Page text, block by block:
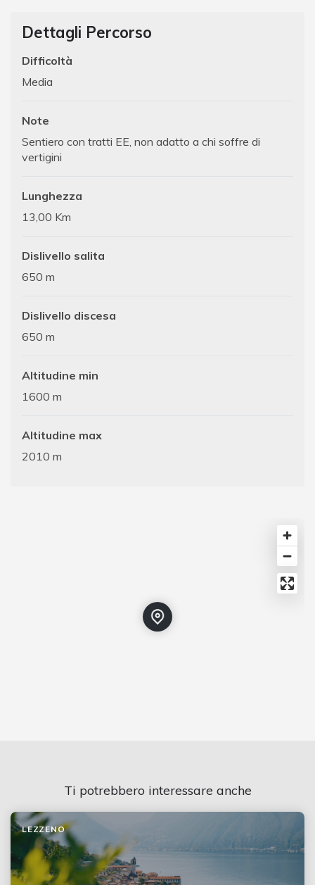
Dettagli Percorso
Difficoltà
Media
Note
Sentiero con tratti EE, non adatto a chi soffre di
vertigini
Lunghezza
13,00 Km
Dislivello salita
650 m
Dislivello discesa
650 m
Altitudine min
1600 m
Altitudine max
2010 m
Ti potrebbero interessare anche
LEZZENO